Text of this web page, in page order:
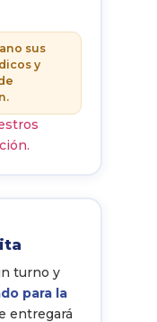
sus
y
turno y
para la
entregará